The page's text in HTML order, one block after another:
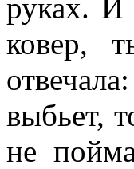
руках. И
ковер,
выбьет,
не